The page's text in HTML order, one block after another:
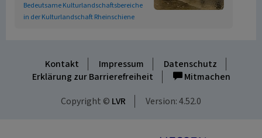
Bedeutsame Kulturlandschaftsbereiche
in der Kulturlandschaft Rheinschiene
Kontakt Impressum
Datenschutz
Erklärung zur Barrierefreiheit
Mitmachen
Copyright © LVR Version: 4.52.0